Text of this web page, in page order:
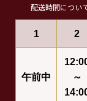
配送時間につい
1 2
午前中
～